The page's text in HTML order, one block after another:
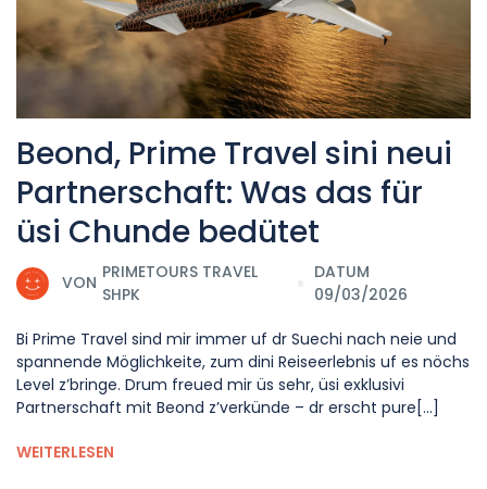
Beond, Prime Travel sini neui
Partnerschaft: Was das für
üsi Chunde bedütet
VON
PRIMETOURS TRAVEL
SHPK
DATUM
09/03/2026
Bi Prime Travel sind mir immer uf dr Suechi nach neie und
spannende Möglichkeite, zum dini Reiseerlebnis uf es nöchs
Level z’bringe. Drum freued mir üs sehr, üsi exklusivi
Partnerschaft mit Beond z’verkünde – dr erscht pure[...]
WEITERLESEN